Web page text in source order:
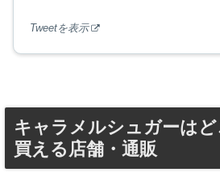
Tweetを表示
キャラメルシュガーは
買える店舗・通販